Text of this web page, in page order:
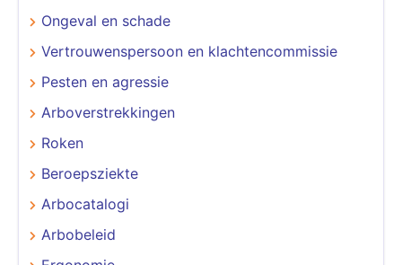
Ongeval en schade
Vertrouwenspersoon en klachtencommissie
Pesten en agressie
Arboverstrekkingen
Roken
Beroepsziekte
Arbocatalogi
Arbobeleid